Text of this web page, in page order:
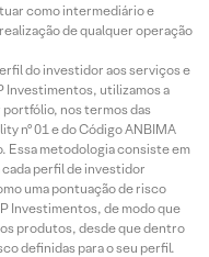
como intermediário e
de qualquer operação
do investidor aos serviços e
Investimentos, utilizamos a
nos termos das
nº 01 e do Código ANBIMA
Essa metodologia consiste em
perfil de investidor
uma pontuação de risco
Investimentos, de modo que
produtos, desde que dentro
definidas para o seu perfil.